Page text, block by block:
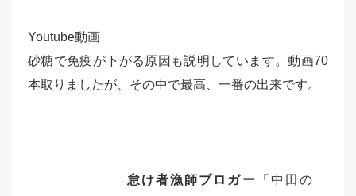
Youtube動画
砂糖で免疫が下がる原因も説明しています。動画70
本取りましたが、その中で最高、一番の出来です。
怠け者漁師ブロガー 「中田の